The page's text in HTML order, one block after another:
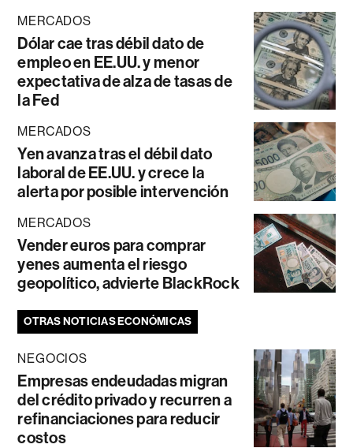
MERCADOS
Dólar cae tras débil dato de
empleo en EE.UU. y menor
expectativa de alza de tasas de
la Fed
MERCADOS
Yen avanza tras el débil dato
laboral de EE.UU. y crece la
alerta por posible intervención
MERCADOS
Vender euros para comprar
yenes aumenta el riesgo
geopolítico, advierte BlackRock
OTRAS NOTICIAS ECONÓMICAS
NEGOCIOS
Empresas endeudadas migran
del crédito privado y recurren a
refinanciaciones para reducir
costos